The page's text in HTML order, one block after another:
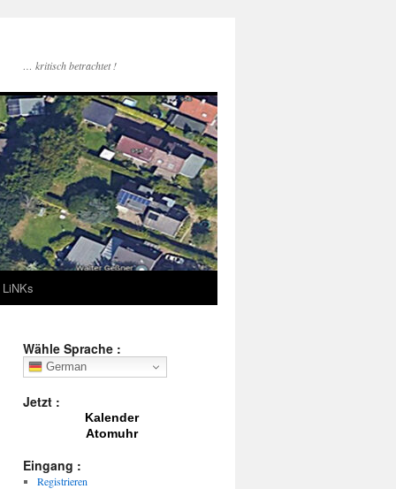
… kritisch betrachtet !
LiNKs
Wähle Sprache :
German
Jetzt :
Kalender
Atomuhr
Eingang :
Registrieren